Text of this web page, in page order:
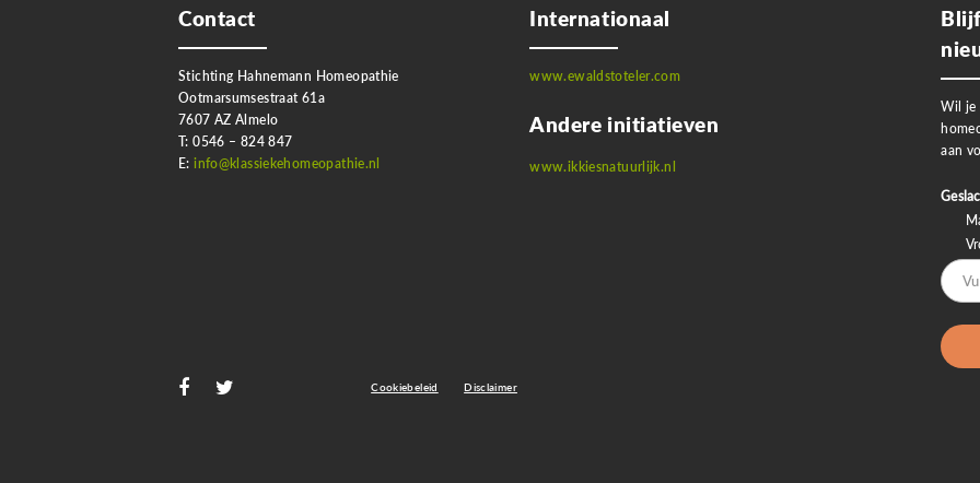
Contact
Stichting Hahnemann Homeopathie
Ootmarsumsestraat 61a
7607 AZ Almelo
T: 0546 – 824 847
E:info@klassiekehomeopathie.nl
Internationaal
www.ewaldstoteler.com
Andere initiatieven
www.ikkiesnatuurlijk.nl
Cookiebeleid Disclaimer
Wil je
aan